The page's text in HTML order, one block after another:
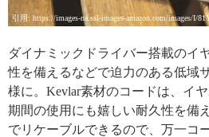
引用: https://images-na.ssl-images-amazon.com/images/I/
ダイナミックドライバー搭載のイ
性を備えるなどで迫力のある低域
様に。Kevlar素材のコードは、イ
期間の使用にも嬉しい耐久性を備
でリケーブルできるので、万一コ